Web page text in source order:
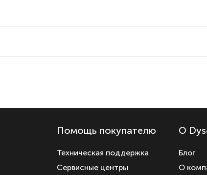
Помощь покупателю
Техническая поддержка
Сервисные центры
О
Блог
О